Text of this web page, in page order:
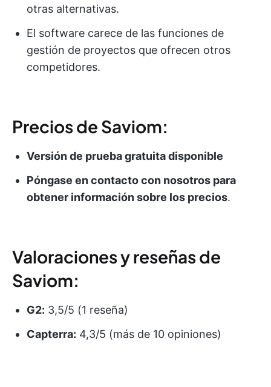
otras alternativas.
El software carece de las funciones de
gestión de proyectos que ofrecen otros
competidores.
Precios de Saviom:
Versión de prueba gratuita disponible
Póngase en contacto con nosotros para
obtener información sobre los precios.
Valoraciones y reseñas de
Saviom:
G2: 3,5/5 (1 reseña)
Capterra: 4,3/5 (más de 10 opiniones)